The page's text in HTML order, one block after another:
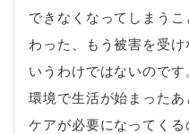
できなくなってしまう
わった、もう被害を受
いうわけではないので
環境で生活が始まった
ケアが必要になってくる